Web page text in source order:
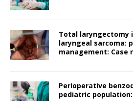
Total laryngectomy
laryngeal sarcoma:
management: Case
Perioperative
pediatric